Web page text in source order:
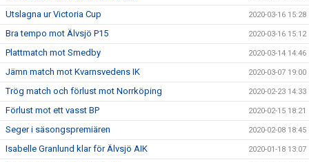
Utslagna ur Victoria Cup 2020-03-16 15:28
Bra tempo mot Älvsjö P15 2020-03-16 15:12
Plattmatch mot Smedby 2020-03-14 14:46
Jämn match mot Kvarnsvedens IK 2020-03-07 19:00
Trög match och förlust mot Norrköping 2020-02-23 14:33
Förlust mot ett vasst BP 2020-02-15 18:21
Seger i säsongspremiären 2020-02-08 18:45
Isabelle Granlund klar för Älvsjö AIK 2020-01-18 13:07